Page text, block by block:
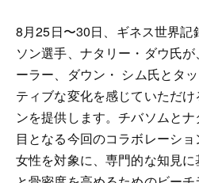
8月25日〜30日、ギネス世界記
ソン選手、ナタリー・ダウ氏
ーラー、ダウン・ シム氏とタ
ティブな変化を感じていただ
ンを提供します。チバソムと
目となる今回のコラボレーシ
女性を対象に、専門的な知見